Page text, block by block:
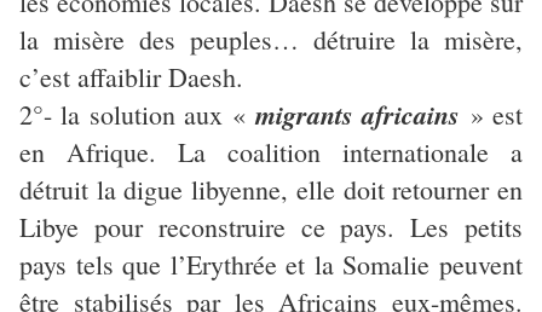
la misère des peuples… détruire la misère,
c’est affaiblir Daesh.
2°- la solution aux «migrants africains » est
en Afrique. La coalition internationale a
détruit la digue libyenne, elle doit retourner en
Libye pour reconstruire ce pays. Les petits
pays tels que l’Erythrée et la Somalie peuvent
être stabilisés par les Africains eux-mêmes.